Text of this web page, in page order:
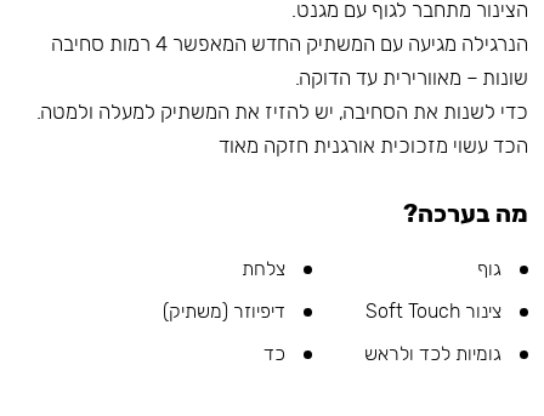
הצינור מתחבר לגוף עם מגנט.
הנרגילה מגיעה עם המשתיק החדש המאפשר 4 רמות סחיבה
שונות – מאוורירית עד הדוקה.
כדי לשנות את הסחיבה, יש להזיז את המשתיק למעלה ולמטה.
הכד עשוי מזכוכית אורגנית חזקה מאוד
מה בערכה?
גוף
צלחת
צינור Soft Touch
דיפיוזר (משתיק)
גומיות לכד ולראש
כד